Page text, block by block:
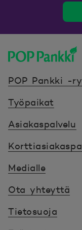
POP Pankki -
Työpaikat
Asiakaspalvelu
Medialle
Ota yhteyttä
Tietosuoja